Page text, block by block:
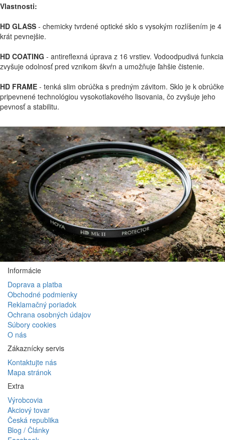
Vlastnosti:
HD GLASS - chemicky tvrdené optické sklo s vysokým rozlíšením je 4
krát pevnejšie.
HD COATING - antireflexná úprava z 16 vrstiev. Vodoodpudivá funkcia
zvyšuje odolnosť pred vznikom škvŕn a umožňuje ľahšie čistenie.
HD FRAME - tenká slim obrúčka s predným závitom. Sklo je k obrúčke
pripevnené technológiou vysokotlakového lisovania, čo zvyšuje jeho
pevnosť a stabilitu.
Informácie
Doprava a platba
Obchodné podmienky
Reklamačný poriadok
Ochrana osobných údajov
Súbory cookies
O nás
Zákaznícky servis
Kontaktujte nás
Mapa stránok
Extra
Výrobcovia
Akciový tovar
Česká republika
Blog / Články